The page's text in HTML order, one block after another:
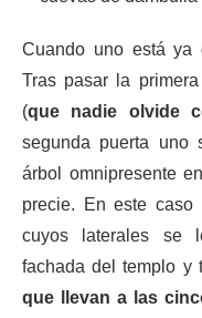
Cuando uno está ya
Tras pasar la
(que nadie olvide
segunda puerta uno
árbol omnipresente
precie. En este
cuyos laterales se
fachada del templo
que llevan a las